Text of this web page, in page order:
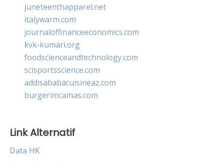
juneteenthapparel.net
italywarm.com
journaloffinanceeconomics.com
kvk-kumari.org
foodscienceandtechnology.com
scisportsscience.com
addisababacuisineaz.com
burgerimcamas.com
Link Alternatif
Data HK